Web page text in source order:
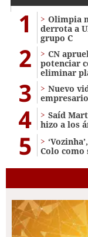
1
Olimpia
derrota a
grupo C
2
CN
potenciar
eliminar
3
Nuevo
4
Saíd
hizo a los
5
Colo como